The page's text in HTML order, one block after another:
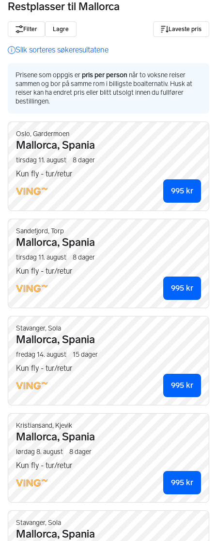
Restplasser til Mallorca
Filter Lagre Laveste pris
Slik sorteres søkeresultatene
Prisene som oppgis erpris per person når to voksne reiser
sammen og bor på samme rom i billigste boalternativ. Husk at
reiser kan ha endret pris eller blitt utsolgt innen du fullfører
bestillingen.
Oslo, Gardermoen
Mallorca, Spania
tirsdag 11. august 8dager
Kun fly - tur/retur
995 kr
Sandefjord, Torp
Mallorca, Spania
tirsdag 11. august 8dager
Kun fly - tur/retur
995 kr
Stavanger, Sola
Mallorca, Spania
fredag 14. august 15dager
Kun fly - tur/retur
995 kr
Kristiansand, Kjevik
Mallorca, Spania
lørdag 8. august 8dager
Kun fly - tur/retur
995 kr
Stavanger, Sola
Mallorca, Spania